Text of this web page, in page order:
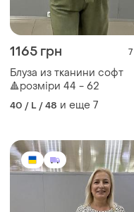
1165 грн 7
Блуза из тканини софт
🔺розміри 44 - 62
40 / L / 48 и еще 7